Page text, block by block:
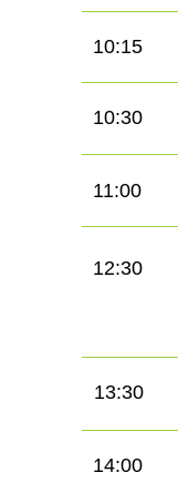
12:30
14:00
13:30
11:00
10:30
10:15